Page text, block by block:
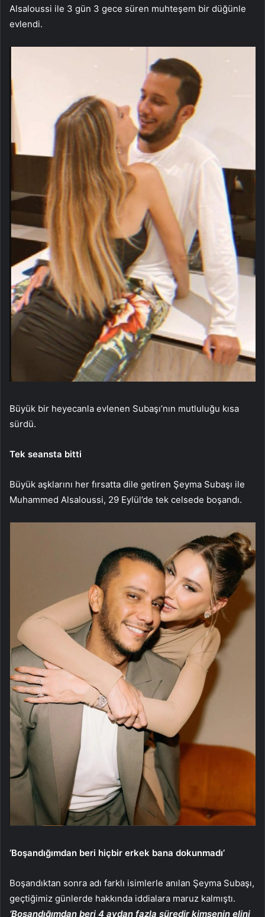
Alsaloussi ile 3 gün 3 gece süren muhteşem bir düğünle
evlendi.
Büyük bir heyecanla evlenen Subaşı’nın mutluluğu kısa
sürdü.
Tek seansta bitti
Büyük aşklarını her fırsatta dile getiren Şeyma Subaşı ile
Muhammed Alsaloussi, 29 Eylül’de tek celsede boşandı.
‘Boşandığımdan beri hiçbir erkek bana dokunmadı’
Boşandıktan sonra adı farklı isimlerle anılan Şeyma Subaşı,
geçtiğimiz günlerde hakkında iddialara maruz kalmıştı.
‘Boşandığımdan beri 4 aydan fazla süredir kimsenin elini